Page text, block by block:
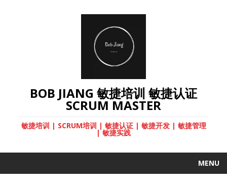
BOB JIANG 敏捷培训 敏捷认证
SCRUM MASTER
敏捷培训 | SCRUM培训 | 敏捷认证 | 敏捷开发 | 敏捷管理
| 敏捷实践
MENU